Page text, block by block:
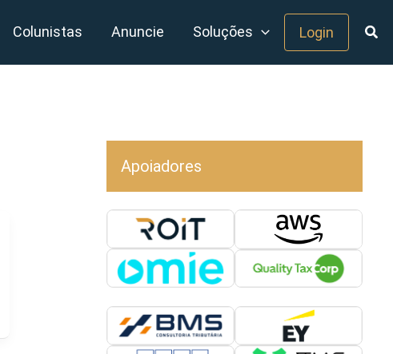
Colunistas Anuncie Soluções Login
Apoiadores